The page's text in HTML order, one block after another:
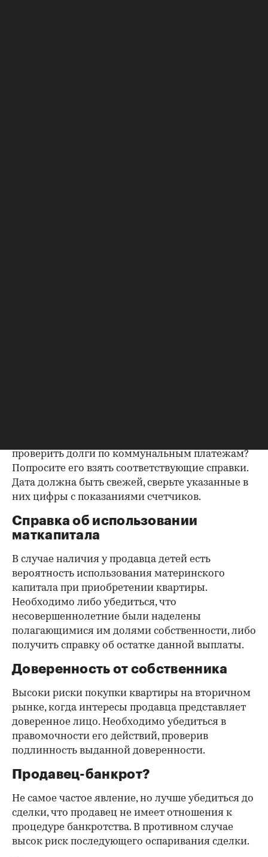
проверить долги по коммунальным платежам?
Попросите его взять соответствующие справки.
Дата должна быть свежей, сверьте указанные в
них цифры с показаниями счетчиков.
Справка об использовании
маткапитала
В случае наличия у продавца детей есть
вероятность использования материнского
капитала при приобретении квартиры.
Необходимо либо убедиться, что
несовершеннолетние были наделены
полагающимися им долями собственности, либо
получить справку об остатке данной выплаты.
Доверенность от собственника
Высоки риски покупки квартиры на вторичном
рынке, когда интересы продавца представляет
доверенное лицо. Необходимо убедиться в
правомочности его действий, проверив
подлинность выданной доверенности.
Продавец-банкрот?
Не самое частое явление, но лучше убедиться до
сделки, что продавец не имеет отношения к
процедуре банкротства. В противном случае
высок риск последующего оспаривания сделки.